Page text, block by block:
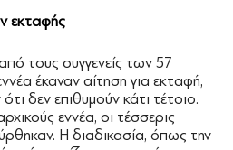
εκταφής
τους συγγενείς των 57
έκαναν αίτηση για εκταφή,
δεν επιθυμούν κάτι τέτοιο.
εννέα, οι τέσσερις
Η διαδικασία, όπως την